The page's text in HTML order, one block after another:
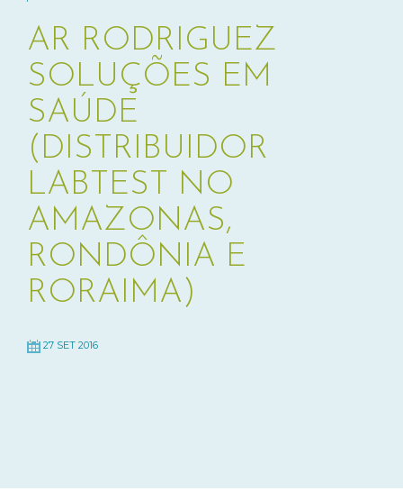
AR RODRIGUEZ
SOLUÇÕES EM
SAÚDE
(DISTRIBUIDOR
LABTEST NO
AMAZONAS,
RONDÔNIA E
RORAIMA)
27 SET 2016